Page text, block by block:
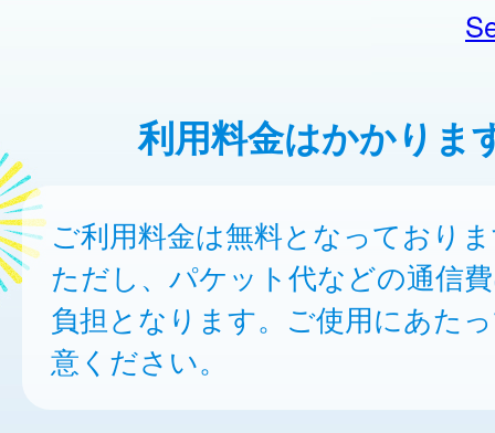
利用料金はかかりま
ご利用料金は無料となっており
ただし、パケット代などの通信
負担となります。ご使用にあた
意ください。